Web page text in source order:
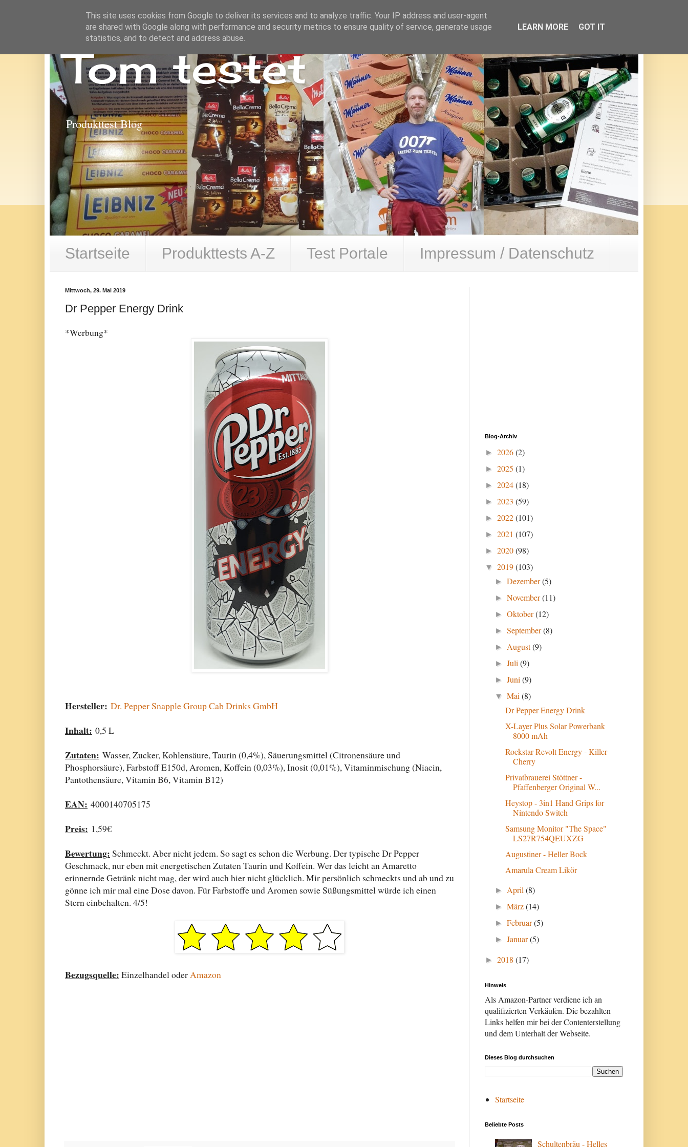
Tom testet
Produkttest Blog
Startseite Produkttests A-Z Test Portale Impressum / Datenschutz
Mittwoch, 29. Mai 2019
Dr Pepper Energy Drink
*Werbung*
Hersteller: Dr. Pepper Snapple Group Cab Drinks GmbH
Inhalt: 0,5 L
Zutaten: Wasser, Zucker, Kohlensäure, Taurin (0,4%), Säuerungsmittel (Citronensäure und
Phosphorsäure), Farbstoff E150d, Aromen, Koffein (0,03%), Inosit (0,01%), Vitaminmischung (Niacin,
Pantothensäure, Vitamin B6, Vitamin B12)
EAN: 4000140705175
Preis: 1,59€
Bewertung: Schmeckt. Aber nicht jedem. So sagt es schon die Werbung. Der typische Dr Pepper
Geschmack, nur eben mit energetischen Zutaten Taurin und Koffein. Wer das leicht an Amaretto
erinnernde Getränk nicht mag, der wird auch hier nicht glücklich. Mir persönlich schmeckts und ab und zu
gönne ich mir mal eine Dose davon. Für Farbstoffe und Aromen sowie Süßungsmittel würde ich einen
Stern einbehalten. 4/5!
Bezugsquelle: Einzelhandel oderAmazon
Blog-Archiv
► 2026(2)
► 2025 (1)
► 2024(18)
► 2023 (59)
► 2022(101)
► 2021 (107)
► 2020(98)
▼ 2019(103)
►Dezember(5)
►November(11)
►Oktober(12)
►September(8)
► August(9)
►Juli(9)
►Juni(9)
▼Mai(8)
Dr Pepper Energy Drink
X-Layer Plus Solar Powerbank
8000 mAh
Rockstar Revolt Energy - Killer
Cherry
Privatbrauerei Stöttner -
Pfaffenberger Original W...
Heystop - 3in1 Hand Grips for
Nintendo Switch
Samsung Monitor "The Space"
LS27R754QEUXZG
Augustiner - Heller Bock
Amarula Cream Likör
► April(8)
►März(14)
►Februar(5)
►Januar(5)
► 2018 (17)
Hinweis
Als Amazon-Partner verdiene ich an
qualifizierten Verkäufen. Die bezahlten
Links helfen mir bei der Contenterstellung
und dem Unterhalt der Webseite.
Dieses Blog durchsuchen
Startseite
Beliebte Posts
Schultenbräu - Helles
This site uses cookies from Google to deliver its services and to analyze traffic. Your IP address and user-agent
are shared with Google along with performance and security metrics to ensure quality of service, generate usage
statistics, and to detect and address abuse.
LEARN MORE GOT IT